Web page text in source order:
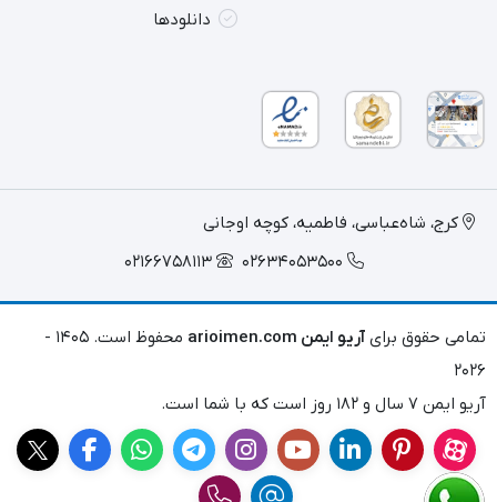
دانلودها
کرج، شاه‌عباسی، فاطمیه، کوچه اوجانی
02634053500
02166758113
تمامی حقوق برای آریو ایمن arioimen.com
محفوظ است. ۱۴۰۵ -
۲۰۲۶
آریو ایمن ۷ سال و ۱۸۲ روز است که با شما است.